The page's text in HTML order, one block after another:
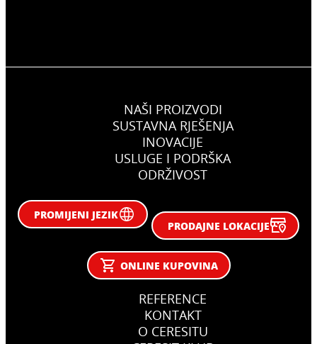
NAŠI PROIZVODI
SUSTAVNA RJEŠENJA
INOVACIJE
USLUGE I PODRŠKA
ODRŽIVOST
PROMIJENI JEZIK
PRODAJNE LOKACIJE
ONLINE KUPOVINA
REFERENCE
KONTAKT
O CERESITU